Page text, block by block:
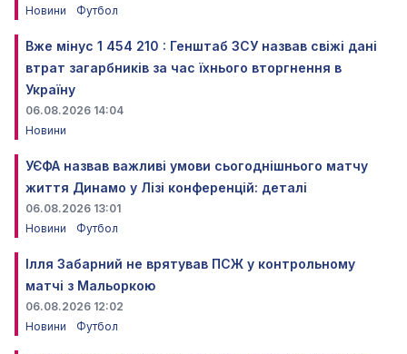
Новини
Футбол
Вже мінус 1 454 210 : Генштаб ЗСУ назвав свіжі дані
втрат загарбників за час їхнього вторгнення в
Україну
06.08.2026 14:04
Новини
УЄФА назвав важливі умови сьогоднішнього матчу
життя Динамо у Лізі конференцій: деталі
06.08.2026 13:01
Новини
Футбол
Ілля Забарний не врятував ПСЖ у контрольному
матчі з Мальоркою
06.08.2026 12:02
Новини
Футбол